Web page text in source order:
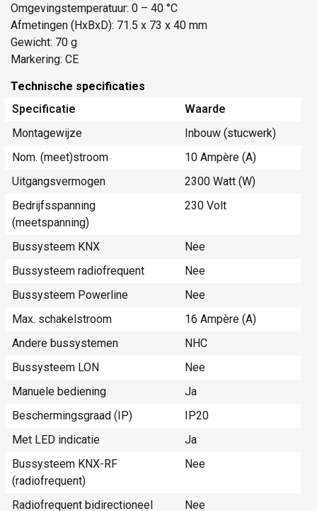
Omgevingstemperatuur: 0 – 40 °C
Afmetingen (HxBxD): 71.5 x 73 x 40 mm
Gewicht: 70 g
Markering: CE
Technische specificaties
Specificatie
Waarde
Montagewijze
Inbouw (stucwerk)
Nom. (meet)stroom
10 Ampère (A)
Uitgangsvermogen
2300 Watt (W)
Bedrijfsspanning
(meetspanning)
230 Volt
Bussysteem KNX
Nee
Bussysteem radiofrequent
Nee
Bussysteem Powerline
Nee
Max. schakelstroom
16 Ampère (A)
Andere bussystemen
NHC
Bussysteem LON
Nee
Manuele bediening
Ja
Beschermingsgraad (IP)
IP20
Met LED indicatie
Ja
Bussysteem KNX-RF
(radiofrequent)
Nee
Radiofrequent bidirectioneel
Nee